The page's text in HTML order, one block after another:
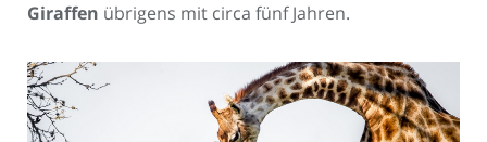
Giraffen übrigens mit circa fünf Jahren.